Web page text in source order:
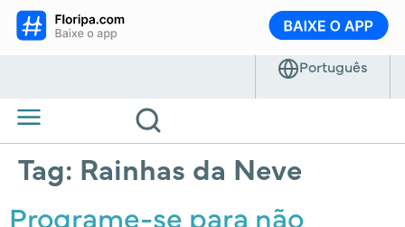
Tag: Rainhas da Neve
Programe-se para não